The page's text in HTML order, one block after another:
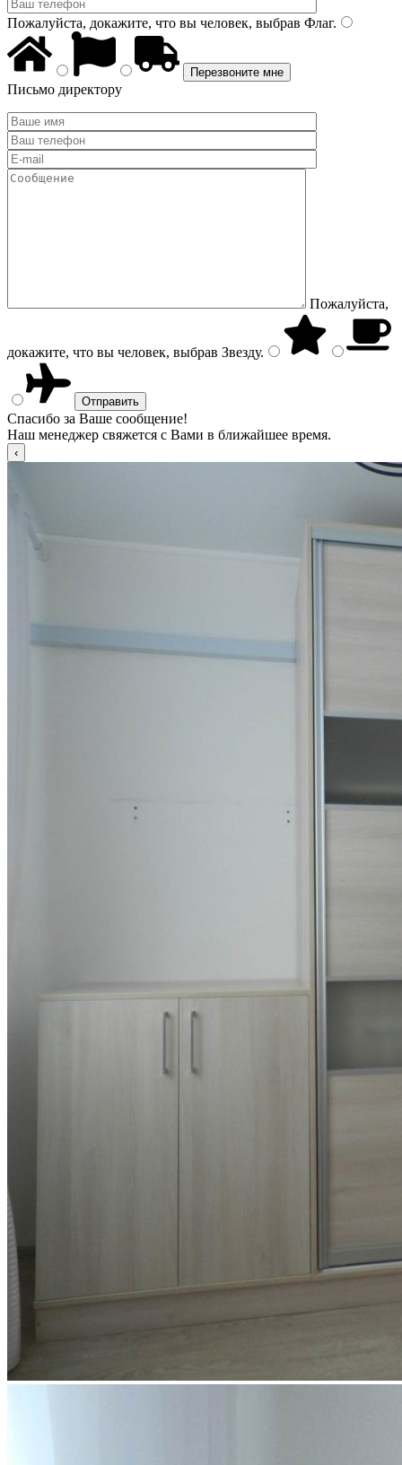
Пожалуйста, докажите, что вы человек, выбрав Флаг.
Письмо директору
Пожалуйста,
докажите, что вы человек, выбрав Звезду.
Спасибо за Ваше сообщение!
Наш менеджер свяжется с Вами в ближайшее время.